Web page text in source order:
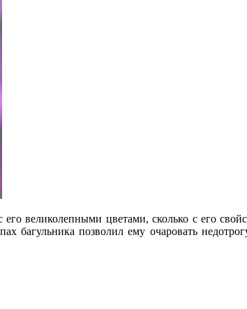
великолепными цветами, сколько с его
позволил ему очаровать